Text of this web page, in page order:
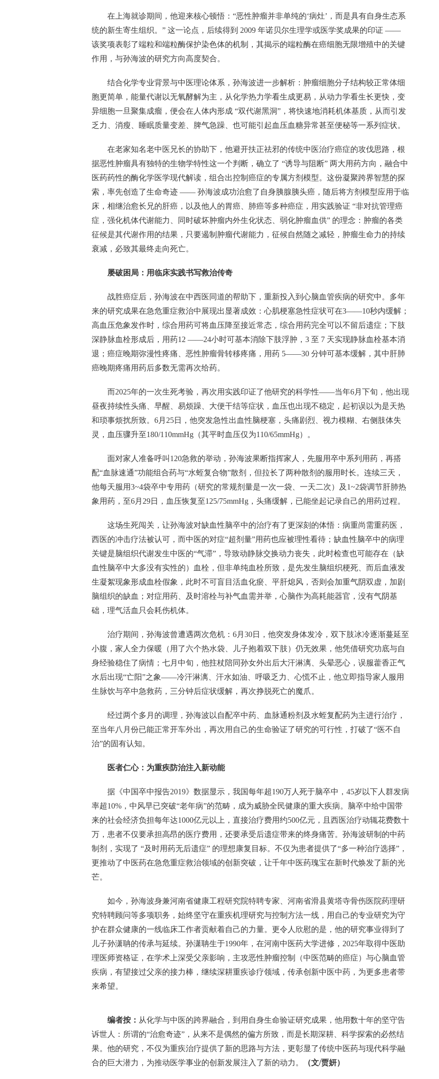
在上海就诊期间，他迎来核心顿悟：“恶性肿瘤并非单纯的‘病灶’，而是具有自身生态系
统的新生寄生组织。” 这一论点，后续得到 2009 年诺贝尔生理学或医学奖成果的印证 ——
该奖项表彰了端粒和端粒酶保护染色体的机制，其揭示的端粒酶在癌细胞无限增殖中的关键
作用，与孙海波的研究方向高度契合。
结合化学专业背景与中医理论体系，孙海波进一步解析：肿瘤细胞分子结构较正常体细
胞更简单，能量代谢以无氧酵解为主，从化学热力学看生成更易，从动力学看生长更快，变
异细胞一旦聚集成瘤，便会在人体内形成 “双代谢黑洞”，将快速地消耗机体基质，从而引发
乏力、消瘦、睡眠质量变差、脾气急躁、也可能引起血压血糖异常甚至便秘等一系列症状。
在老家知名老中医兄长的协助下，他避开扶正祛邪的传统中医治疗癌症的攻伐思路，根
据恶性肿瘤具有独特的生物学特性这一个判断，确立了 “诱导与阻断” 两大用药方向，融合中
医药药性的酶化学医学现代解读，组合出控制癌症的专属方剂模型。这份凝聚跨界智慧的探
索，率先创造了生命奇迹 —— 孙海波成功治愈了自身胰腺胰头癌，随后将方剂模型应用于临
床，相继治愈长兄的肝癌，以及他人的胃癌、肺癌等多种癌症，用实践验证 “非对抗管理癌
症，强化机体代谢能力、同时破坏肿瘤内外生化状态、弱化肿瘤血供” 的理念：肿瘤的各类
征候是其代谢作用的结果，只要遏制肿瘤代谢能力，征候自然随之减轻，肿瘤生命力的持续
衰减，必致其最终走向死亡。
屡破困局：用临床实践书写救治传奇
战胜癌症后，孙海波在中西医同道的帮助下，重新投入到心脑血管疾病的研究中。多年
来的研究成果在急危重症救治中展现出显著成效：心肌梗塞急性症状可在3——10秒内缓解；
高血压危象发作时，综合用药可将血压降至接近常态，综合用药完全可以不留后遗症；下肢
深静脉血栓形成后，用药12 ——24小时可基本消除下肢浮肿，3 至 7 天实现静脉血栓基本消
退；癌症晚期弥漫性疼痛、恶性肿瘤骨转移疼痛，用药 5——30 分钟可基本缓解，其中肝肺
癌晚期疼痛用药后多数无需再次给药。
而2025年的一次生死考验，再次用实践印证了他研究的科学性——当年6月下旬，他出现
昼夜持续性头痛、早醒、易烦躁、大便干结等症状，血压也出现不稳定，起初误以为是天热
和琐事烦扰所致。6月25日，他突发急性出血性脑梗塞，头痛剧烈、视力模糊、右侧肢体失
灵，血压骤升至180/110mmHg（其平时血压仅为110/65mmHg）。
面对家人准备呼叫120急救的举动，孙海波果断指挥家人，先服用卒中系列用药，再搭
配“血脉速通”功能组合药与“水蛭复合物”散剂，但拉长了两种散剂的服用时长。连续三天，
他每天服用3~4袋卒中专用药（研究的常规剂量是一次一袋、一天二次）及1~2袋调节肝肺热
象用药，至6月29日，血压恢复至125/75mmHg，头痛缓解，已能坐起记录自己的用药过程。
这场生死闯关，让孙海波对缺血性脑卒中的治疗有了更深刻的体悟：病重尚需重药医，
西医的冲击疗法被认可，而中医的对症“超剂量”用药也应被理性看待；缺血性脑卒中的病理
关键是脑组织代谢发生中医的“气滞”，导致动静脉交换动力丧失，此时检查也可能存在（缺
血性脑卒中大多没有实性的）血栓，但非单纯血栓所致，是先发生脑组织梗死、而后血液发
生凝絮现象形成血栓假象，此时不可盲目活血化瘀、平肝熄风，否则会加重气阴双虚，加剧
脑组织的缺血；对症用药、及时溶栓与补气血需并举，心脑作为高耗能器官，没有气阴基
础，理气活血只会耗伤机体。
治疗期间，孙海波曾遭遇两次危机：6月30日，他突发身体发冷，双下肢冰冷逐渐蔓延至
小腹，家人全力保暖（用了六个热水袋、儿子抱着双下肢）仍无效果，他凭借研究功底与自
身经验稳住了病情；七月中旬，他拄杖陪同孙女外出后大汗淋漓、头晕恶心，误服藿香正气
水后出现“亡阳”之象——冷汗淋漓、汗水如油、呼吸乏力、心慌不止，他立即指导家人服用
生脉饮与卒中急救药，三分钟后症状缓解，再次挣脱死亡的魔爪。
经过两个多月的调理，孙海波以自配卒中药、血脉通粉剂及水蛭复配药为主进行治疗，
至当年八月份已能正常开车外出，再次用自己的生命验证了研究的可行性，打破了“医不自
治”的固有认知。
医者仁心：为重疾防治注入新动能
据《中国卒中报告2019》数据显示，我国每年超190万人死于脑卒中，45岁以下人群发病
率超10%，中风早已突破“老年病”的范畴，成为威胁全民健康的重大疾病。脑卒中给中国带
来的社会经济负担每年达1000亿元以上，直接治疗费用约500亿元，且西医治疗动辄花费数十
万，患者不仅要承担高昂的医疗费用，还要承受后遗症带来的终身痛苦。孙海波研制的中药
制剂，实现了 “及时用药无后遗症” 的理想康复目标。不仅为患者提供了“多一种治疗选择”，
更推动了中医药在急危重症救治领域的创新突破，让千年中医药瑰宝在新时代焕发了新的光
芒。
如今，孙海波身兼河南省健康工程研究院特聘专家、河南省滑县黄塔寺骨伤医院药理研
究特聘顾问等多项职务，始终坚守在重疾机理研究与控制方法一线，用自己的专业研究为守
护在群众健康的一线临床工作者贡献着自己的力量。更令人欣慰的是，他的研究事业得到了
儿子孙潇聃的传承与延续。孙潇聃生于1990年，在河南中医药大学进修，2025年取得中医助
理医师资格证，在学术上深受父亲影响，主攻恶性肿瘤控制（中医范畴的癌症）与心脑血管
疾病，有望接过父亲的接力棒，继续深耕重疾诊疗领域，传承创新中医中药，为更多患者带
来希望。
编者按： 从化学与中医的跨界融合，到用自身生命验证研究成果，他用数十年的坚守告
诉世人：所谓的“治愈奇迹”，从来不是偶然的偏方所致，而是长期深耕、科学探索的必然结
果。他的研究，不仅为重疾治疗提供了新的思路与方法，更彰显了传统中医药与现代科学融
合的巨大潜力，为推动医学事业的创新发展注入了新的动力。
（文/贾妍）